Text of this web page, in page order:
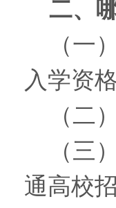
二、
（一
入学资
（二
（三
通高校